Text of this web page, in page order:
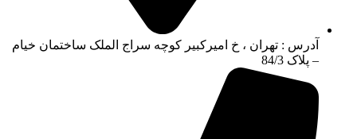
آدرس : تهران ، خ امیرکبیر کوچه سراج الملک ساختمان خیام
– پلاک 84/3